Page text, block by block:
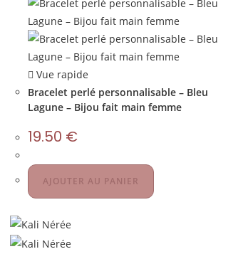
Vue rapide
Bracelet perlé personnalisable – Bleu
Lagune – Bijou fait main femme
19.50 €
AJOUTER AU PANIER